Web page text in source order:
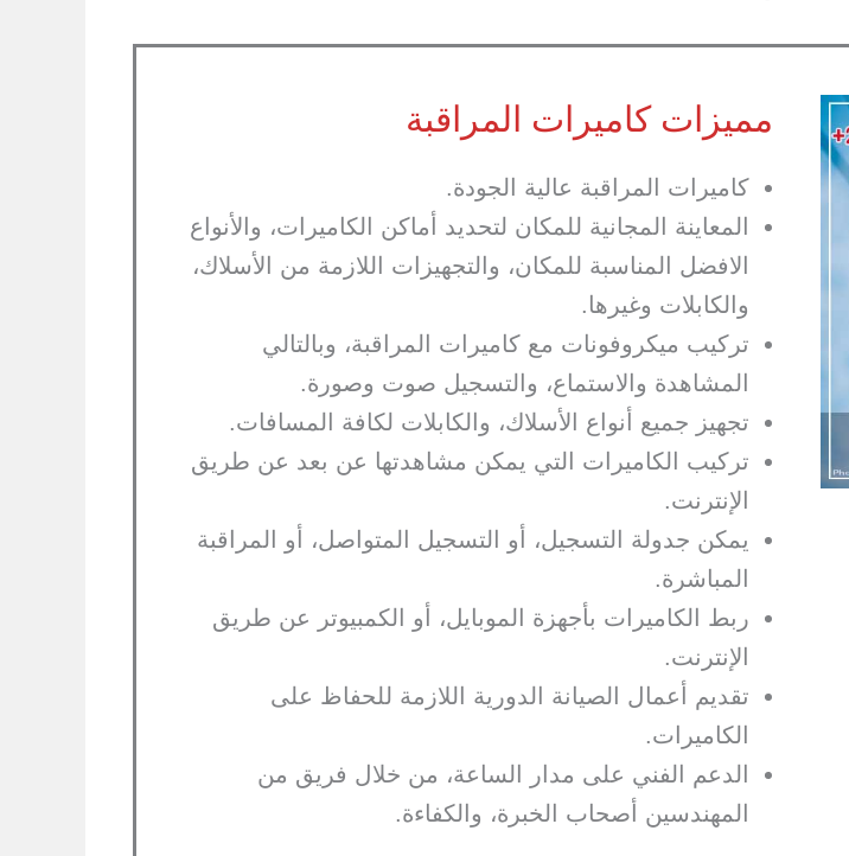
مميزات كاميرات المراقبة
كاميرات المراقبة عالية الجودة.
المعاينة المجانية للمكان لتحديد أماكن الكاميرات، والأنواع
الافضل المناسبة للمكان، والتجهيزات اللازمة من الأسلاك،
والكابلات وغيرها.
تركيب ميكروفونات مع كاميرات المراقبة، وبالتالي
المشاهدة والاستماع، والتسجيل صوت وصورة.
تجهيز جميع أنواع الأسلاك، والكابلات لكافة المسافات.
تركيب الكاميرات التي يمكن مشاهدتها عن بعد عن طريق
الإنترنت.
يمكن جدولة التسجيل، أو التسجيل المتواصل، أو المراقبة
المباشرة.
ربط الكاميرات بأجهزة الموبايل، أو الكمبيوتر عن طريق
الإنترنت.
تقديم أعمال الصيانة الدورية اللازمة للحفاظ على
الكاميرات.
الدعم الفني على مدار الساعة، من خلال فريق من
المهندسين أصحاب الخبرة، والكفاءة.